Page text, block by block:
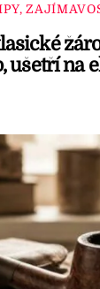
ušetří na